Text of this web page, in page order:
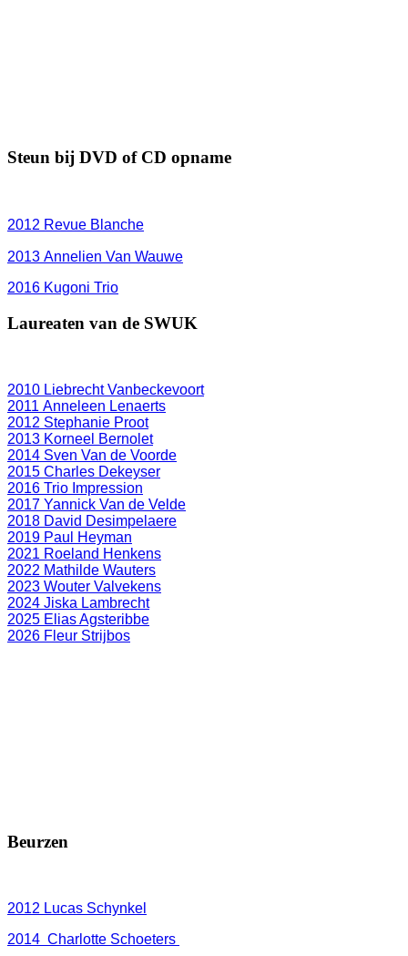
Steun bij DVD of CD opname
2012 Revue Blanche
2013 Annelien Van Wauwe
2016 Kugoni Trio
Laureaten van de SWUK
2010 Liebrecht Vanbeckevoort
2011 Anneleen Lenaerts
2012 Stephanie Proot
2013 Korneel Bernolet
2014 Sven Van de Voorde
2015 Charles Dekeyser
2016 Trio Impression
2017 Yannick Van de Velde
2018 David Desimpelaere
2019 Paul Heyman
2021 Roeland Henkens
2022 Mathilde Wauters
2023 Wouter Valvekens
2024 Jiska Lambrecht
2025 Elias Agsteribbe
2026 Fleur Strijbos
Beurzen
2012 Lucas Schynkel
2014 Charlotte Schoeters